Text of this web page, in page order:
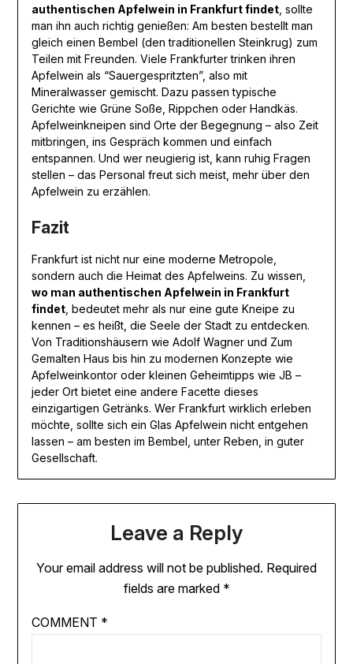
authentischen Apfelwein in Frankfurt findet, sollte
man ihn auch richtig genießen: Am besten bestellt man
gleich einen Bembel (den traditionellen Steinkrug) zum
Teilen mit Freunden. Viele Frankfurter trinken ihren
Apfelwein als “Sauergespritzten”, also mit
Mineralwasser gemischt. Dazu passen typische
Gerichte wie Grüne Soße, Rippchen oder Handkäs.
Apfelweinkneipen sind Orte der Begegnung – also Zeit
mitbringen, ins Gespräch kommen und einfach
entspannen. Und wer neugierig ist, kann ruhig Fragen
stellen – das Personal freut sich meist, mehr über den
Apfelwein zu erzählen.
Fazit
Frankfurt ist nicht nur eine moderne Metropole,
sondern auch die Heimat des Apfelweins. Zu wissen,
wo man authentischen Apfelwein in Frankfurt
findet, bedeutet mehr als nur eine gute Kneipe zu
kennen – es heißt, die Seele der Stadt zu entdecken.
Von Traditionshäusern wie Adolf Wagner und Zum
Gemalten Haus bis hin zu modernen Konzepte wie
Apfelweinkontor oder kleinen Geheimtipps wie JB –
jeder Ort bietet eine andere Facette dieses
einzigartigen Getränks. Wer Frankfurt wirklich erleben
möchte, sollte sich ein Glas Apfelwein nicht entgehen
lassen – am besten im Bembel, unter Reben, in guter
Gesellschaft.
Leave a Reply
Your email address will not be published. Required
fields are marked *
COMMENT *